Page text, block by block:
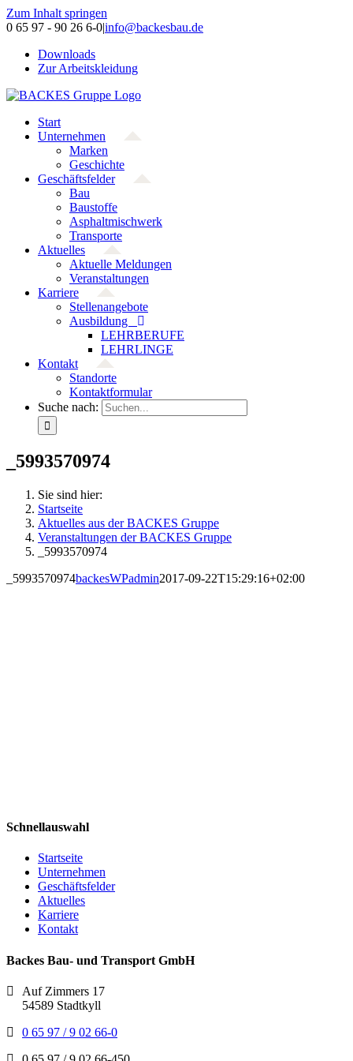
Zum Inhalt springen
0 65 97 - 90 26 6-0|info@backesbau.de
Downloads
Zur Arbeitskleidung
Start
Unternehmen
Marken
Geschichte
Geschäftsfelder
Bau
Baustoffe
Asphaltmischwerk
Transporte
Aktuelles
Aktuelle Meldungen
Veranstaltungen
Karriere
Stellenangebote
Ausbildung
LEHRBERUFE
LEHRLINGE
Kontakt
Standorte
Kontaktformular
Suche nach:
_5993570974
Sie sind hier:
Startseite
Aktuelles aus der BACKES Gruppe
Veranstaltungen der BACKES Gruppe
_5993570974
_5993570974backesWPadmin2017-09-22T15:29:16+02:00
Schnellauswahl
Startseite
Unternehmen
Geschäftsfelder
Aktuelles
Karriere
Kontakt
Backes Bau- und Transport GmbH
Auf Zimmers 17
54589 Stadtkyll
0 65 97 / 9 02 66-0